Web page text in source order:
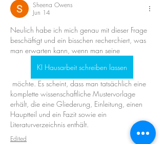
Sheena Owens
Jun 14
Neulich habe ich mich genau mit dieser Frage
beschäftigt und ein bisschen recherchiert, was
man erwarten kann, wenn man seine
KI Hausarbeit schreiben lassen
komplette wissenschaftliche Mustervorlage
erhält, die eine Gliederung, Einleitung, einen
Hauptteil und ein Fazit sowie ein
Literaturverzeichnis enthält.
Edited